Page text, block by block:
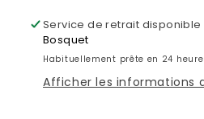
Vaponaute
Paris
Vaponaute
Service de retrait disponible
Bosquet
Habituellement prête en 24
Afficher les informations